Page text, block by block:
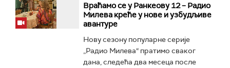
Враћамо се у Ранкеову 12 – Радио
Милева креће у нове и узбудљиве
авантуре
Нову сезону популарне серије
„Радио Милева“ пратимо сваког
дана, следећа два месеца после